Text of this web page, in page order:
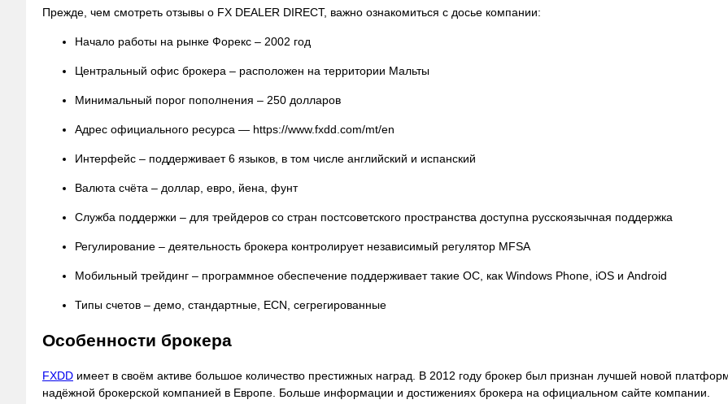
Прежде, чем смотреть отзывы о FX DEALER DIRECT, важно ознакомиться с досье компании:
Начало работы на рынке Форекс – 2002 год
Центральный офис брокера – расположен на территории Мальты
Минимальный порог пополнения – 250 долларов
Адрес официального ресурса — https://www.fxdd.com/mt/en
Интерфейс – поддерживает 6 языков, в том числе английский и испанский
Валюта счёта – доллар, евро, йена, фунт
Служба поддержки – для трейдеров со стран постсоветского пространства доступна русскоязычная поддержка
Регулирование – деятельность брокера контролирует независимый регулятор MFSA
Мобильный трейдинг – программное обеспечение поддерживает такие ОС, как Windows Phone, iOS и Android
Типы счетов – демо, стандартные, ECN, сегрегированные
Особенности брокера
FXDD имеет в своём активе большое количество престижных наград. В 2012 году брокер был признан лучшей новой
надёжной брокерской компанией в Европе. Больше информации и достижениях брокера на официальном сайте компании.